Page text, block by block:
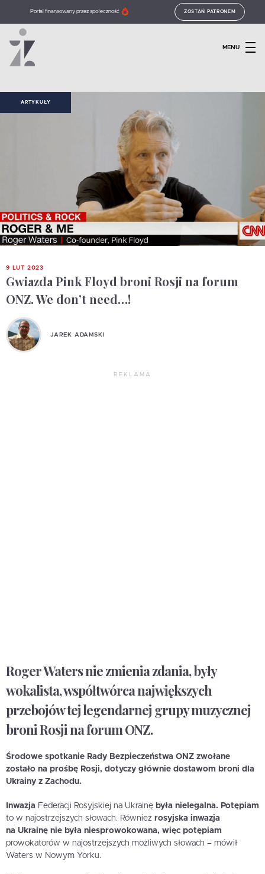
Portal finansowany przez społeczność ZOSTAŃ PATRONEM
MENU
ARTYKUŁY
9 LUT 2023
Gwiazda Pink Floyd broni Rosji na forum
ONZ. We don’t need…!
JAREK ADAMSKI
REKLAMA
Roger Waters nie zmienia zdania, były
wokalista, współtwórca największych
przebojów tej legendarnej grupy muzycznej
broni Rosji na forum ONZ.
Środowe spotkanie Rady Bezpieczeństwa ONZ zwołane
zostało na prośbę Rosji, dotyczy głównie dostawom broni dla
Ukrainy z Zachodu.
Inwazja Federacji Rosyjskiej na Ukrainę była nielegalna. Potępiam
to w najostrzejszych słowach. Również rosyjska inwazja
na Ukrainę nie była niesprowokowana, więc potępiam
prowokatorów w najostrzejszych możliwych słowach – mówił
Waters w Nowym Yorku.